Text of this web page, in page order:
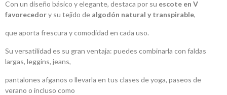
Con un diseño básico y elegante, destaca por su escote en V
favorecedory su tejido de algodón natural y transpirable,
que aporta frescura y comodidad en cada uso.
Su versatilidad es su gran ventaja: puedes combinarla con faldas
largas, leggins, jeans,
pantalones afganos o llevarla en tus clases de yoga, paseos de
verano o incluso como